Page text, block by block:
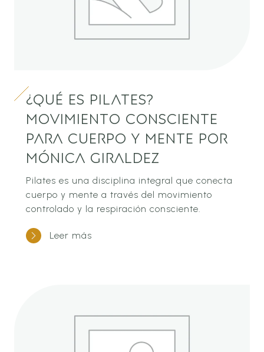
¿Qué es Pilates?
Movimiento consciente
para cuerpo y mente por
Mónica Giraldez
Pilates es una disciplina integral que conecta
cuerpo y mente a través del movimiento
controlado y la respiración consciente.
Leer más